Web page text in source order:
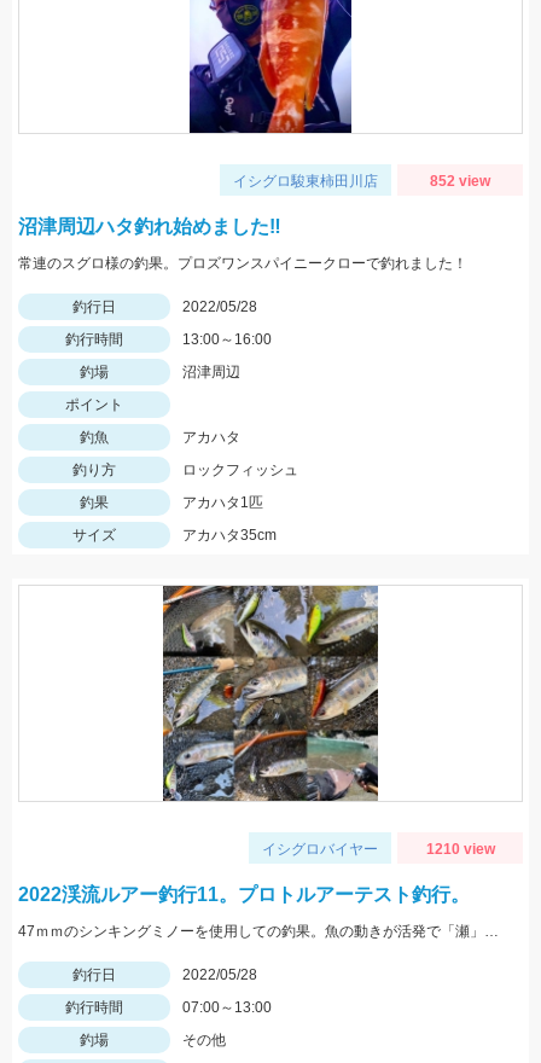
イシグロ駿東柿田川店 852 view
沼津周辺ハタ釣れ始めました‼
常連のスグロ様の釣果。プロズワンスパイニークローで釣れました！
釣行日
2022/05/28
釣行時間
13:00～16:00
釣場
沼津周辺
ポイント
釣魚
アカハタ
釣り方
ロックフィッシュ
釣果
アカハタ1匹
サイズ
アカハタ35cm
イシグロバイヤー 1210 view
2022渓流ルアー釣行11。プロトルアーテスト釣行。
47ｍｍのシンキングミノーを使用しての釣果。魚の動きが活発で「瀬」での釣果が多い状況でした。
釣行日
2022/05/28
釣行時間
07:00～13:00
釣場
その他